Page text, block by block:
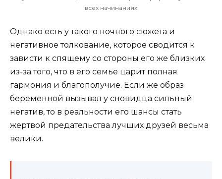
всех начинаниях
Однако есть у такого ночного сюжета и
негативное толкование, которое сводится к
зависти к спящему со стороны его же близких
из-за того, что в его семье царит полная
гармония и благополучие. Если же образ
беременной вызывал у сновидца сильный
негатив, то в реальности его шансы стать
жертвой предательства лучших друзей весьма
велики.